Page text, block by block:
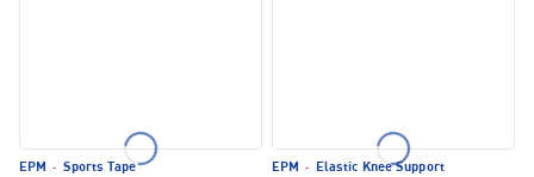
EPM · Sports Tape EPM · Elastic Knee Support